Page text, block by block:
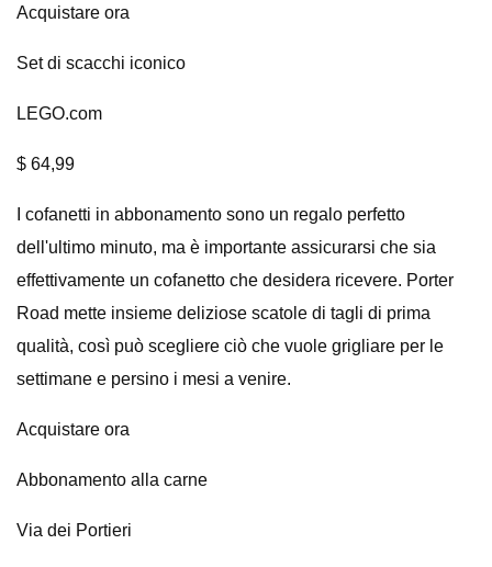
Acquistare ora
Set di scacchi iconico
LEGO.com
$ 64,99
I cofanetti in abbonamento sono un regalo perfetto
dell'ultimo minuto, ma è importante assicurarsi che sia
effettivamente un cofanetto che desidera ricevere. Porter
Road mette insieme deliziose scatole di tagli di prima
qualità, così può scegliere ciò che vuole grigliare per le
settimane e persino i mesi a venire.
Acquistare ora
Abbonamento alla carne
Via dei Portieri